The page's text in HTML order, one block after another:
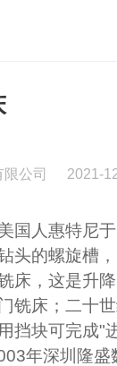
公司 2021-
人惠特尼于
头的螺旋槽
床，这是升
铣床；二十
挡块可完成"
年深圳隆盛